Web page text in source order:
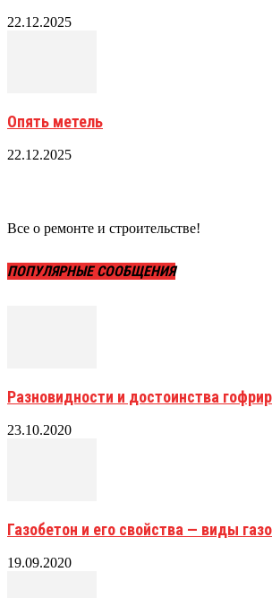
22.12.2025
Опять метель
22.12.2025
Все о ремонте и строительстве!
ПОПУЛЯРНЫЕ СООБЩЕНИЯ
Разновидности и достоинства
23.10.2020
Газобетон и его свойства — виды
19.09.2020